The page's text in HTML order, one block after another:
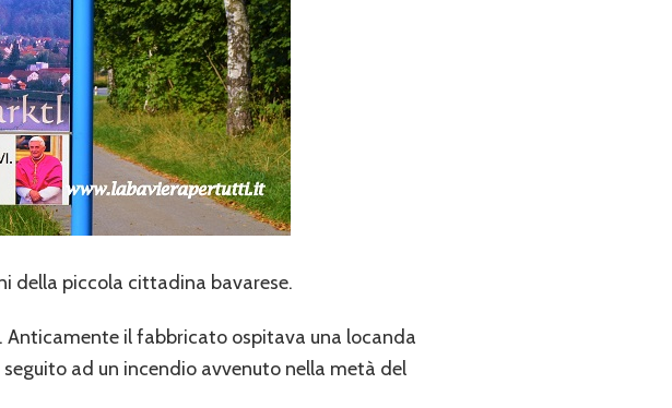
della piccola cittadina bavarese.
. Anticamente il fabbricato ospitava una locanda
ad un incendio avvenuto nella metà del